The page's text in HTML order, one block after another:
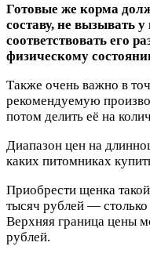
Готовые же корма
составу, не вызывать
соответствовать его
физическому
Также очень важно в
рекомендуемую
потом делить её на
Диапазон цен на
каких питомниках
Приобрести щенка
тысяч рублей —
Верхняя граница цены
рублей.